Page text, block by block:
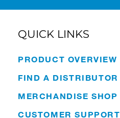
QUICK LINKS
PRODUCT OVERVIEW
FIND A DISTRIBUTOR
MERCHANDISE SHOP
CUSTOMER SUPPORT